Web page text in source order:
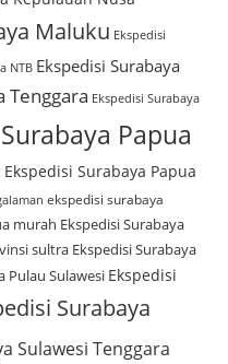
Maluku Ekspedisi
NTB Ekspedisi Surabaya
Tenggara Ekspedisi Surabaya
Papua
Ekspedisi Surabaya Papua
ekspedisi surabaya
murah Ekspedisi Surabaya
sultra Ekspedisi Surabaya
Pulau Sulawesi Ekspedisi
Surabaya
Sulawesi Tenggara